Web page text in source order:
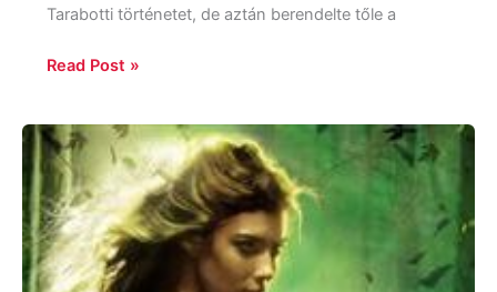
Tarabotti történetet, de aztán berendelte tőle a
Read Post »
Kristen
Callihan:
Moonglow